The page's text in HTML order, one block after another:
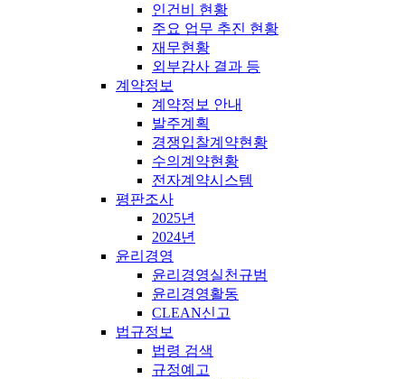
인건비 현황
주요 업무 추진 현황
재무현황
외부감사 결과 등
계약정보
계약정보 안내
발주계획
경쟁입찰계약현황
수의계약현황
전자계약시스템
평판조사
2025년
2024년
윤리경영
윤리경영실천규범
윤리경영활동
CLEAN신고
법규정보
법령 검색
규정예고